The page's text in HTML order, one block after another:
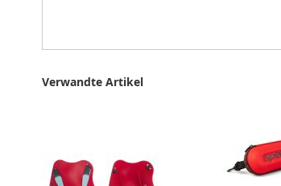
Verwandte Artikel